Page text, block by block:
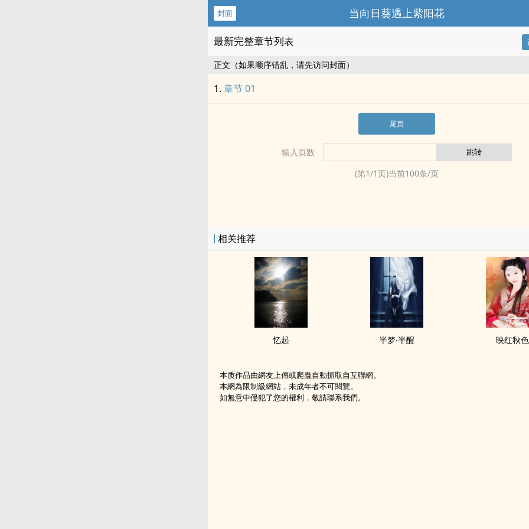
封面 当向日葵遇上紫阳花
最新完整章节列表
正文（如果顺序错乱，请先访问封面）
章节 01
尾页
输入页数
(第1/1页)当前100条/页
相关推荐
忆起 半梦‧半醒 映红秋色
本质作品由網友上傳或爬蟲自動抓取自互聯網。
本網為限制級網站，未成年者不可閱覽。
如無意中侵犯了您的權利，敬請聯系我們。